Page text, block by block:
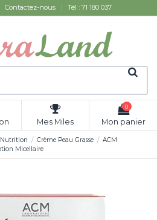
Contactez-nous Tél : 71 180 037
Mes Miles
0
Mon panier
Crème Peau Grasse
ACM
Micellaire